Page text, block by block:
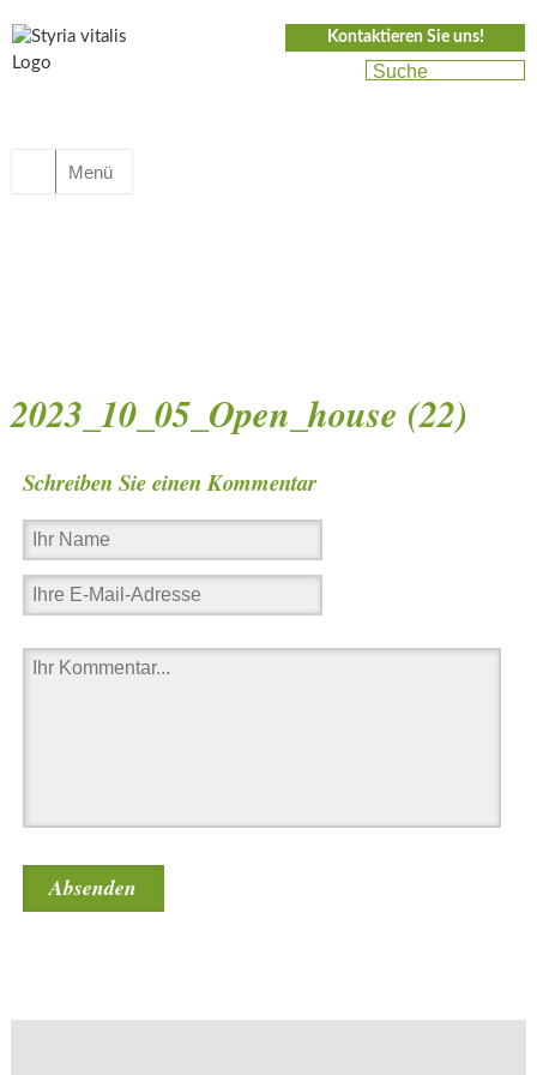
Kontaktieren Sie uns!
Menü
2023_10_05_Open_house (22)
Schreiben Sie einen Kommentar